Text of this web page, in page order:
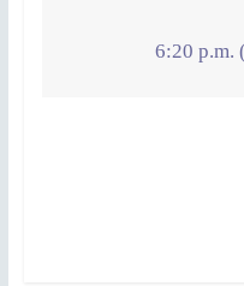
6:20 p.m.